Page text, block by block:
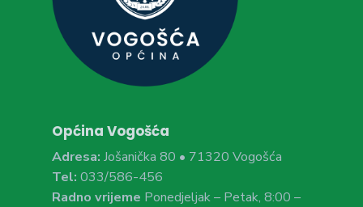
Općina Vogošća
Adresa: Jošanička 80 • 71320 Vogošća
Tel: 033/586-456
Radno vrijeme Ponedjeljak – Petak, 8:00 –